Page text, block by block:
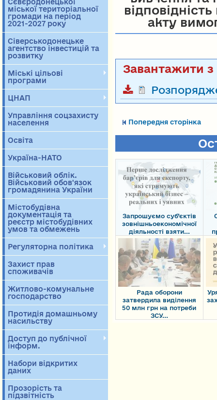
Сєвєродонецької
міської територіальної
громади на період
2021-2027 року
Сіверськодонецьке
агентство інвестицій та
розвитку
Міські цільові
програми
ЦНАП
Управління соцзахисту
населення
Освіта
Україна-НАТО
Військовий облік.
Військовий обов'язок
громадянина України
Містобудівна
документація та
реєстр містобудівних
умов та обмежень
Регуляторна політика
Захист прав
споживачів
Житлово-комунальне
господарство
Протидія домашньому
насильству
Доступ до публічної
інформ.
Набори відкритих
даних
Прозорість та
підзвітність
акту
Попередня сторінка
Запрошуємо суб’єктів
зовнішньоекономічної
діяльності взяти...
Рада оборони
затвердила виділення
50 млн грн на потреби
ЗСУ...